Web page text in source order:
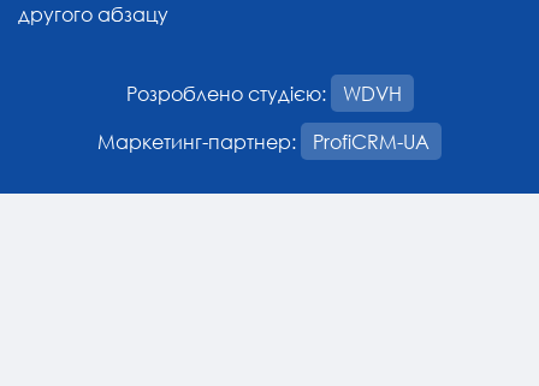
другого абзацу
Розроблено студією:
WDVH
Маркетинг-партнер:
ProfiCRM-UA